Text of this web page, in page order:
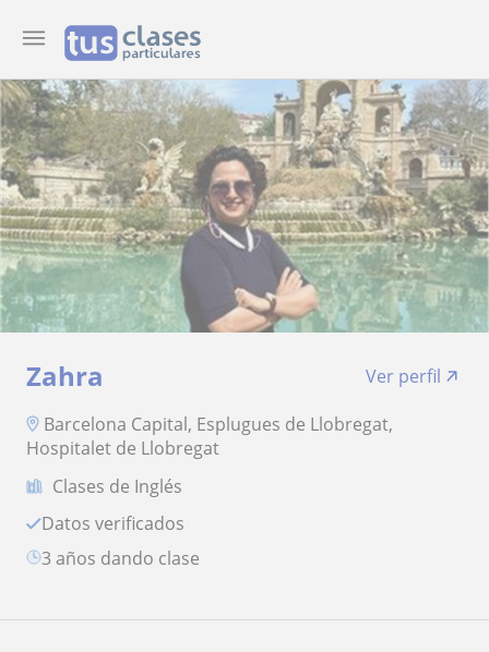
Zahra
Ver perfil
Barcelona Capital, Esplugues de Llobregat,
Hospitalet de Llobregat
Clases de Inglés
Datos verificados
3 años dando clase